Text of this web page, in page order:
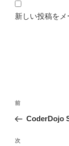
新しい投稿を
投
ナ
ビ
前
の
稿
前
CoderDojo
次
次